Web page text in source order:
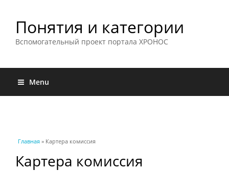
Понятия и категории
Вспомогательный проект портала ХРОНОС
Menu
Вы здесь
Главная » Картера комиссия
Картера комиссия